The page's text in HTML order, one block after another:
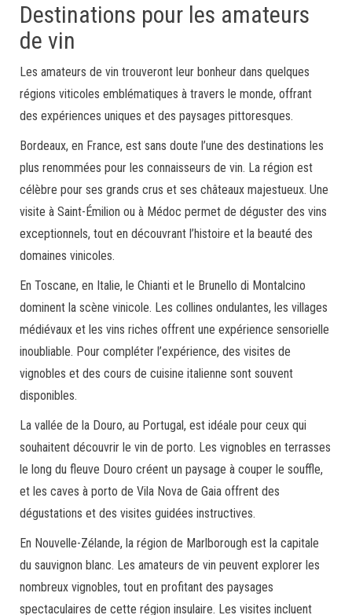
Destinations pour les amateurs
de vin
Les amateurs de vin trouveront leur bonheur dans quelques
régions viticoles emblématiques à travers le monde, offrant
des expériences uniques et des paysages pittoresques.
Bordeaux, en France, est sans doute l’une des destinations les
plus renommées pour les connaisseurs de vin. La région est
célèbre pour ses grands crus et ses châteaux majestueux. Une
visite à Saint-Émilion ou à Médoc permet de déguster des vins
exceptionnels, tout en découvrant l’histoire et la beauté des
domaines vinicoles.
En Toscane, en Italie, le Chianti et le Brunello di Montalcino
dominent la scène vinicole. Les collines ondulantes, les villages
médiévaux et les vins riches offrent une expérience sensorielle
inoubliable. Pour compléter l’expérience, des visites de
vignobles et des cours de cuisine italienne sont souvent
disponibles.
La vallée de la Douro, au Portugal, est idéale pour ceux qui
souhaitent découvrir le vin de porto. Les vignobles en terrasses
le long du fleuve Douro créent un paysage à couper le souffle,
et les caves à porto de Vila Nova de Gaia offrent des
dégustations et des visites guidées instructives.
En Nouvelle-Zélande, la région de Marlborough est la capitale
du sauvignon blanc. Les amateurs de vin peuvent explorer les
nombreux vignobles, tout en profitant des paysages
spectaculaires de cette région insulaire. Les visites incluent